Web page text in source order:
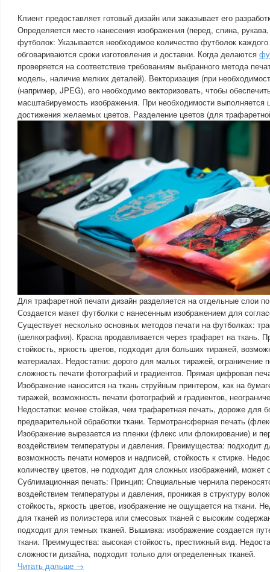
Клиент предоставляет готовый дизайн или заказывает его
Определяется место нанесения изображения (перед, спина,
футболок: Указывается необходимое количество футболок
обговариваются сроки изготовления и доставки. Когда делаются
проверяется на соответствие требованиям выбранного метода
модель, наличие мелких деталей). Векторизация (при
(например, JPEG), его необходимо векторизовать, чтобы
масштабируемость изображения. При необходимости выполняется
достижения желаемых цветов. Разделение цветов (для
Для трафаретной печати дизайн разделяется на отдельные слои
Создается макет футболки с нанесенным изображением для
Существует несколько основных методов печати на футболках:
(шелкография). Краска продавливается через трафарет на ткань.
стойкость, яркость цветов, подходит для больших тиражей,
материалах. Недостатки: дорого для малых тиражей, ограничение
сложность печати фотографий и градиентов. Прямая цифровая
Изображение наносится на ткань струйным принтером, как на
тиражей, возможность печати фотографий и градиентов,
Недостатки: менее стойкая, чем трафаретная печать, дороже для
предварительной обработки ткани. Термотрансферная печать
Изображение вырезается из пленки (флекс или флокирование) и
воздействием температуры и давления. Преимущества: подходит
возможность печати номеров и надписей, стойкость к стирке.
количеству цветов, не подходит для сложных изображений, может
Сублимационная печать: Принцип: Специальные чернила
воздействием температуры и давления, проникая в структуру
стойкость, яркость цветов, изображение не ощущается на ткани.
для тканей из полиэстера или смесовых тканей с высоким
подходит для темных тканей. Вышивка: изображение создается
ткани. Преимущества: аысокая стойкость, престижный вид.
сложности дизайна, подходит только для определенных тканей.
Читать дальше →